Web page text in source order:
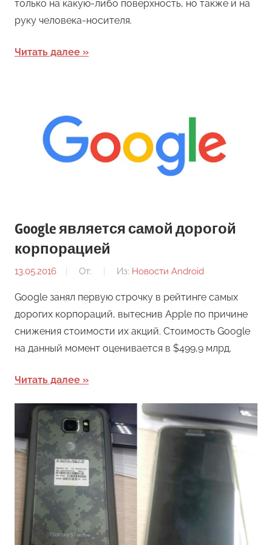
только на какую-либо поверхность, но также и на
руку человека-носителя.
Читать далее
Google является самой дорогой
корпорацией
13.05.2016 От: Из: Новости Android
Google занял первую строчку в рейтинге самых
дорогих корпораций, вытеснив Apple по причине
снижения стоимости их акций. Стоимость Google
на данный момент оценивается в $499,9 млрд.
Читать далее